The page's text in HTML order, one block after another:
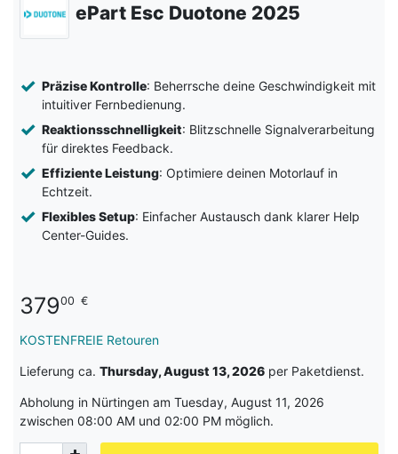
ePart Esc Duotone 2025
Präzise Kontrolle: Beherrsche deine Geschwindigkeit mit
intuitiver Fernbedienung.
Reaktionsschnelligkeit: Blitzschnelle Signalverarbeitung
für direktes Feedback.
Effiziente Leistung: Optimiere deinen Motorlauf in
Echtzeit.
Flexibles Setup: Einfacher Austausch dank klarer Help
Center-Guides.
37900 €
KOSTENFREIE Retouren
Lieferung ca. Thursday, August 13, 2026 per Paketdienst.
Abholung in Nürtingen am Tuesday, August 11, 2026
zwischen 08:00 AM und 02:00 PM möglich.